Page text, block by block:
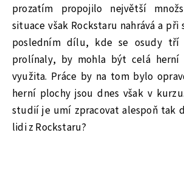
prozatím propojilo největší
situace však Rockstaru nahrává a
posledním dílu, kde se osudy tří
prolínaly, by mohla být celá herní
využita. Práce by na tom bylo
herní plochy jsou dnes však v
studií je umí zpracovat alespoň tak
lidi z Rockstaru?